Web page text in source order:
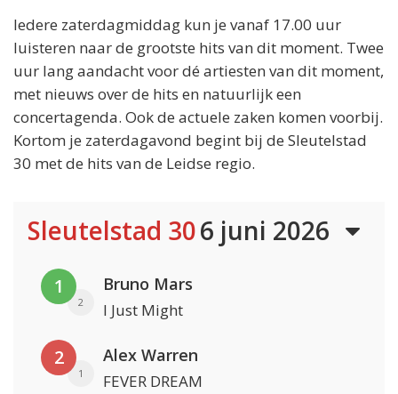
Iedere zaterdagmiddag kun je vanaf 17.00 uur
luisteren naar de grootste hits van dit moment. Twee
uur lang aandacht voor dé artiesten van dit moment,
met nieuws over de hits en natuurlijk een
concertagenda. Ook de actuele zaken komen voorbij.
Kortom je zaterdagavond begint bij de Sleutelstad
30 met de hits van de Leidse regio.
Sleutelstad 306 juni 2026
1
2
Bruno Mars
I Just Might
2
1
Alex Warren
FEVER DREAM